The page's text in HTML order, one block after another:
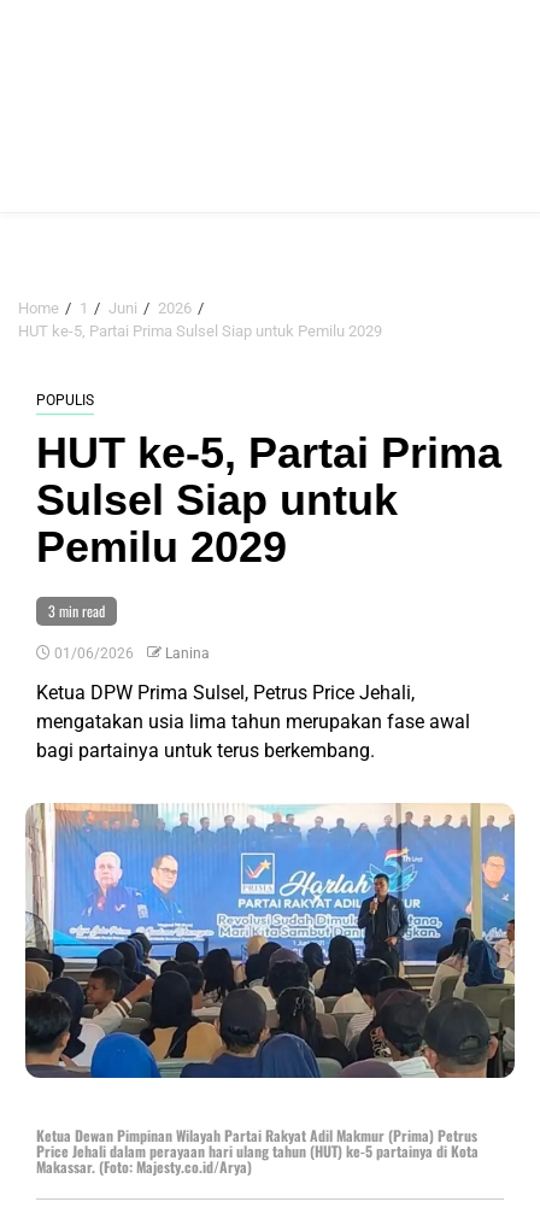
Home 1 Juni
2026
HUT ke-5, Partai Prima Sulsel Siap untuk Pemilu 2029
POPULIS
HUT ke-5, Partai Prima
Sulsel Siap untuk
Pemilu 2029
3 min read
01/06/2026 Lanina
Ketua DPW Prima Sulsel, Petrus Price Jehali,
mengatakan usia lima tahun merupakan fase awal
bagi partainya untuk terus berkembang.
Ketua Dewan Pimpinan Wilayah Partai Rakyat Adil Makmur (Prima) Petrus
Price Jehali dalam perayaan hari ulang tahun (HUT) ke-5 partainya di Kota
Makassar. (Foto: Majesty.co.id/Arya)